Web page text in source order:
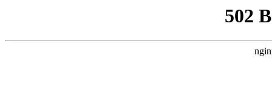
502